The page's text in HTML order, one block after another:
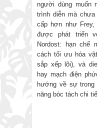
người dùng muốn
trình diễn mà
cấp hơn như Frey,
được phát triển
Nordost: hạn chế
cách tối ưu hóa
sắp xếp lõi), và
hay mạch điện
hướng về sự
năng bóc tách chi